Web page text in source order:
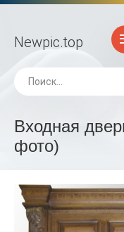
Newpic.top
Входная
фото)